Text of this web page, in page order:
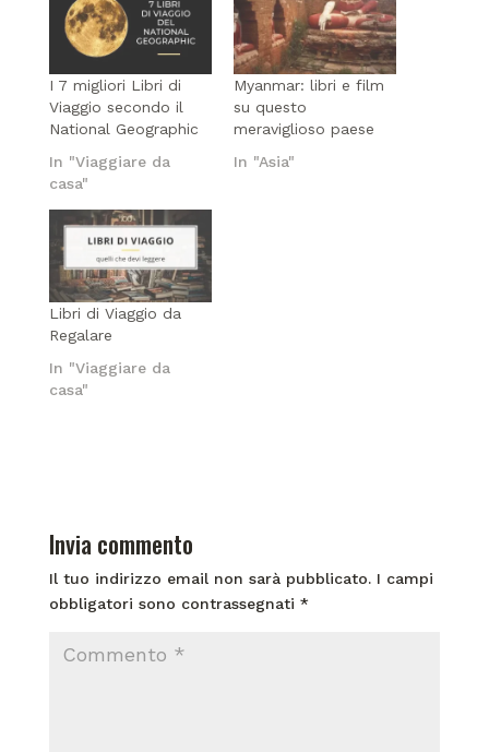
I 7 migliori Libri di
Viaggio secondo il
National Geographic
In "Viaggiare da
casa"
Myanmar: libri e film
su questo
meraviglioso paese
In "Asia"
Libri di Viaggio da
Regalare
In "Viaggiare da
casa"
Invia commento
Il tuo indirizzo email non sarà pubblicato. I campi
obbligatori sono contrassegnati *